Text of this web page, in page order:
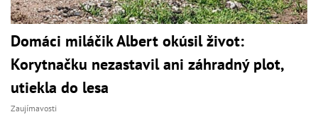
Domáci miláčik Albert okúsil život:
Korytnačku nezastavil ani záhradný plot,
utiekla do lesa
Zaujímavosti